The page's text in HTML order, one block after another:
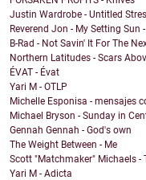
Justin Wardrobe - Untitled
Reverend Jon - My Setting Sun
B-Rad - Not Savin' It For The
Northern Latitudes - Scars
ÉVAT - Évat
Yari M - OTLP
Michelle Esponisa - mensajes
Michael Bryson - Sunday in
Gennah Gennah - God's own
The Weight Between - Me
Scott "Matchmaker" Michaels -
Yari M - Adicta